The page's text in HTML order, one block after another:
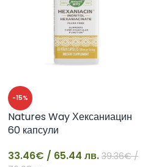
-15%
33
Natures Way Хексаниацин
60 капсули
33.46€ / 65.44 лв. 39.36€/